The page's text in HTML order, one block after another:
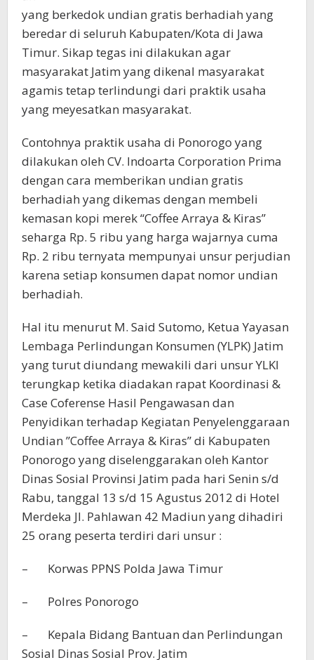
yang berkedok undian gratis berhadiah yang
beredar di seluruh Kabupaten/Kota di Jawa
Timur. Sikap tegas ini dilakukan agar
masyarakat Jatim yang dikenal masyarakat
agamis tetap terlindungi dari praktik usaha
yang meyesatkan masyarakat.
Contohnya praktik usaha di Ponorogo yang
dilakukan oleh CV. Indoarta Corporation Prima
dengan cara memberikan undian gratis
berhadiah yang dikemas dengan membeli
kemasan kopi merek “Coffee Arraya & Kiras”
seharga Rp. 5 ribu yang harga wajarnya cuma
Rp. 2 ribu ternyata mempunyai unsur perjudian
karena setiap konsumen dapat nomor undian
berhadiah.
Hal itu menurut M. Said Sutomo, Ketua Yayasan
Lembaga Perlindungan Konsumen (YLPK) Jatim
yang turut diundang mewakili dari unsur YLKI
terungkap ketika diadakan rapat Koordinasi &
Case Coferense Hasil Pengawasan dan
Penyidikan terhadap Kegiatan Penyelenggaraan
Undian ”Coffee Arraya & Kiras” di Kabupaten
Ponorogo yang diselenggarakan oleh Kantor
Dinas Sosial Provinsi Jatim pada hari Senin s/d
Rabu, tanggal 13 s/d 15 Agustus 2012 di Hotel
Merdeka Jl. Pahlawan 42 Madiun yang dihadiri
25 orang peserta terdiri dari unsur :
– Korwas PPNS Polda Jawa Timur
– Polres Ponorogo
– Kepala Bidang Bantuan dan Perlindungan
Sosial Dinas Sosial Prov. Jatim